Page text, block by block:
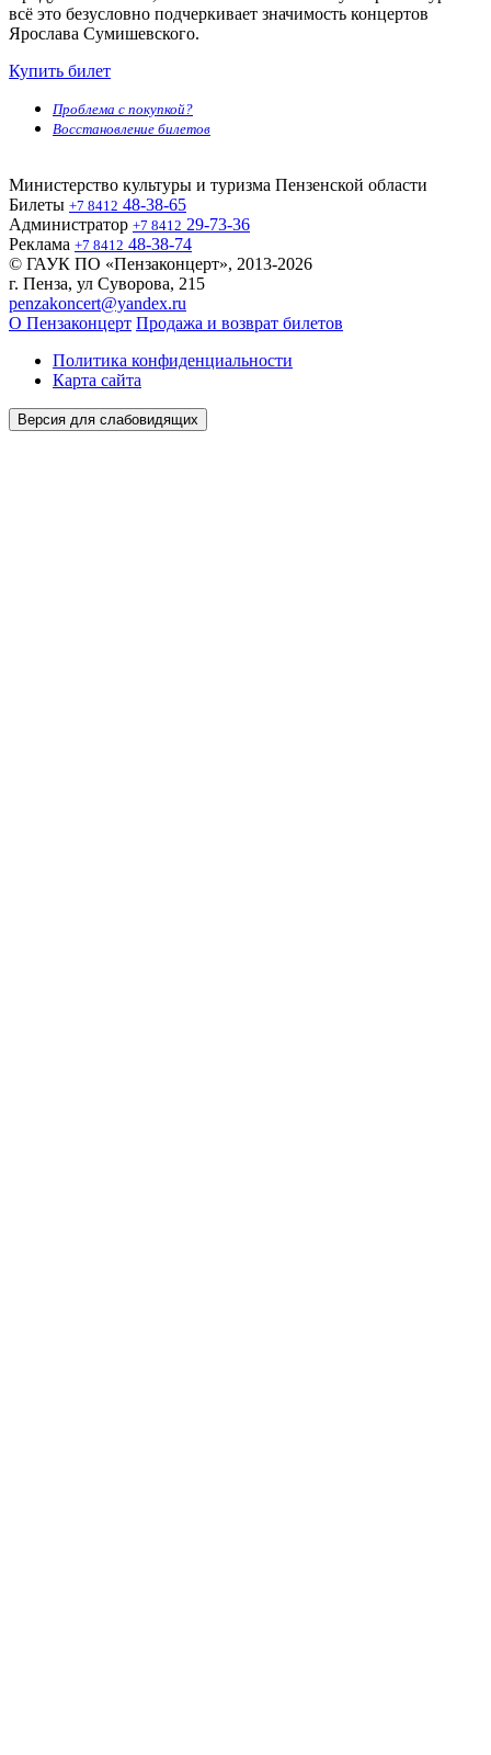
всё это безусловно подчеркивает значимость концертов
Ярослава Сумишевского.
Купить билет
Проблема с покупкой?
Восстановление билетов
Министерство культуры и туризма Пензенской области
Билеты +7 8412 48-38-65
Администратор +7 8412 29-73-36
Реклама +7 8412 48-38-74
© ГАУК ПО «Пензаконцерт», 2013-2026
г. Пенза, ул Суворова, 215
penzakoncert@yandex.ru
О Пензаконцерт Продажа и возврат билетов
Политика конфиденциальности
Карта сайта
Версия для слабовидящих